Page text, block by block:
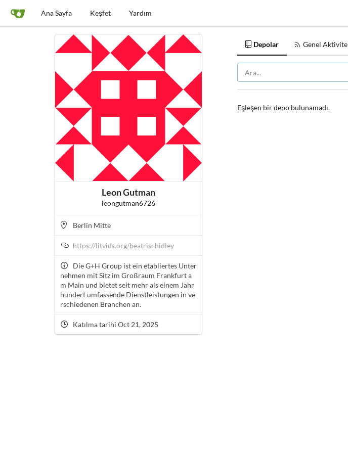
Ana Sayfa Keşfet Yardım
Leon Gutman
leongutman6726
Berlin Mitte
https://litvids.org/beatrischidley
Die G+H Group ist ein etabliertes Unter
nehmen mit Sitz im Großraum Frankfurt a
m Main und bietet seit mehr als einem Jahr
hundert umfassende Dienstleistungen in ve
rschiedenen Branchen an.
Katılma tarihi Oct 21, 2025
Depolar Genel Aktivite
Eşleşen bir depo bulunamadı.